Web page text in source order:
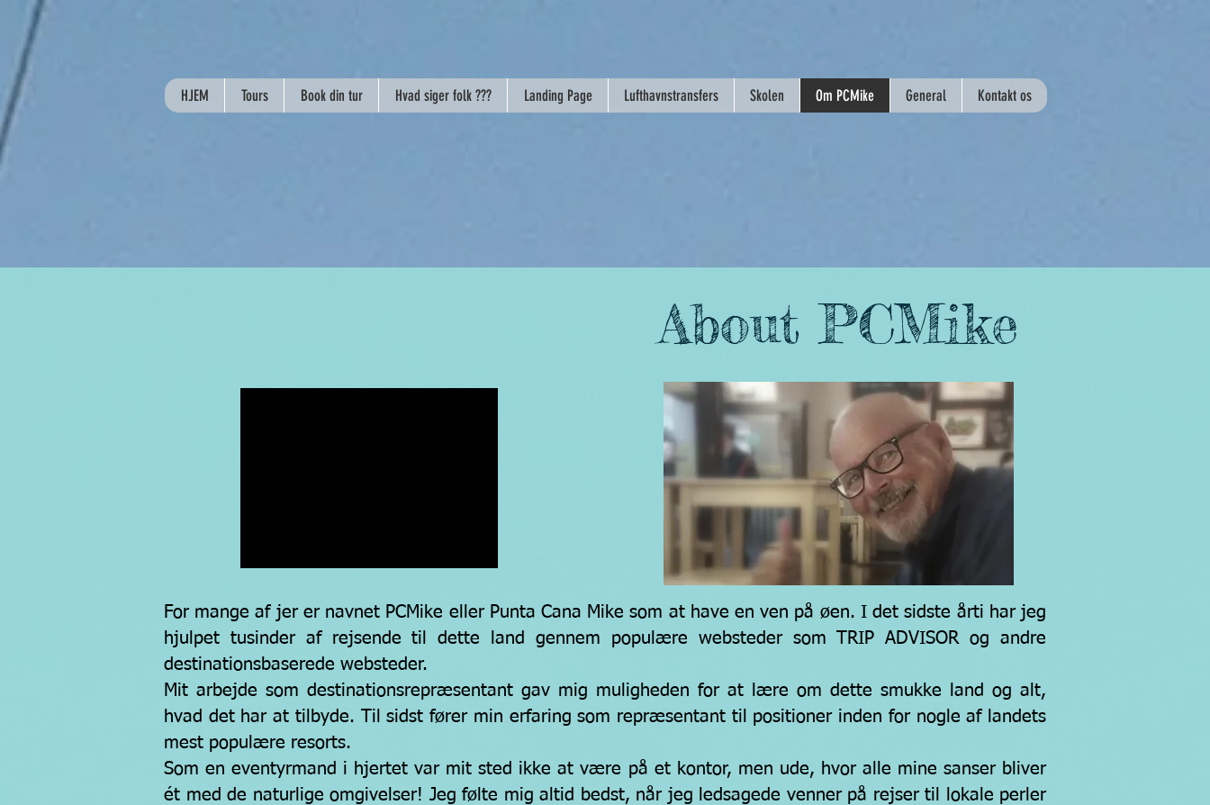
HJEM Tours Book din tur Hvad siger folk ??? Landing Page Lufthavnstransfers Skolen Om PCMike General Kontakt os
About PCMike
For mange af jer er navnet PCMike eller Punta Cana Mike som at have en ven på øen. I det sidste årti har jeg
hjulpet tusinder af rejsende til dette land gennem populære websteder som TRIP ADVISOR og andre
destinationsbaserede websteder.
Mit arbejde som destinationsrepræsentant gav mig muligheden for at lære om dette smukke land og alt,
hvad det har at tilbyde. Til sidst fører min erfaring som repræsentant til positioner inden for nogle af landets
mest populære resorts.
Som en eventyrmand i hjertet var mit sted ikke at være på et kontor, men ude, hvor alle mine sanser bliver
ét med de naturlige omgivelser! Jeg følte mig altid bedst, når jeg ledsagede venner på rejser til lokale perler